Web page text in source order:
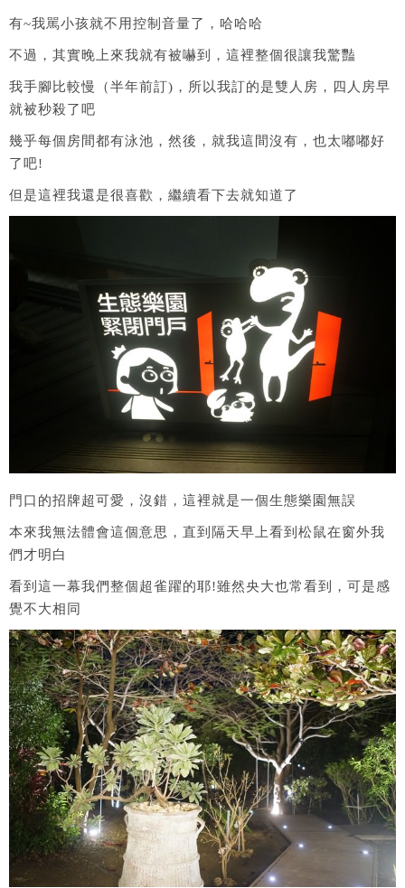
有~我駡小孩就不用控制音量了，哈哈哈
不過，其實晚上來我就有被嚇到，這裡整個很讓我驚豔
我手腳比較慢（半年前訂)，所以我訂的是雙人房，四人房早
就被秒殺了吧
幾乎每個房間都有泳池，然後，就我這間沒有，也太嘟嘟好
了吧!
但是這裡我還是很喜歡，繼續看下去就知道了
門口的招牌超可愛，沒錯，這裡就是一個生態樂園無誤
本來我無法體會這個意思，直到隔天早上看到松鼠在窗外我
們才明白
看到這一幕我們整個超雀躍的耶!雖然央大也常看到，可是感
覺不大相同